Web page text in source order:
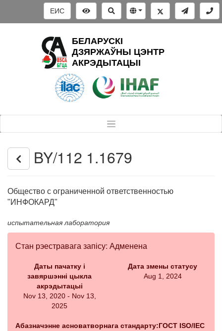
ЕИС
БЕЛАРУСКІ
ДЗЯРЖАЎНЫ ЦЭНТР
АКРЭДЫТАЦЫІ
BY/112 1.1679
Общество с ограниченной ответственностью
"ИНФОКАРД"
испытательная лаборатория
Стан рэестравага запісу: Адменена
Даты пачатку і
завяршэнні цыкла
акрэдытацыі
Nov 13, 2020 - Nov 13,
2025
Дата змены статусу
Aug 1, 2024
Абазначэнне асноватворнага стандарту:ГОСТ ISO/IEC